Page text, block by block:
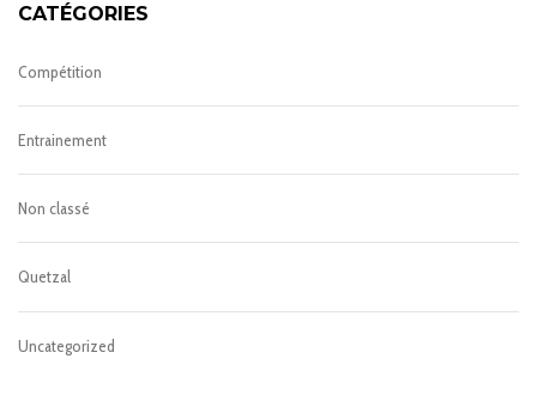
CATÉGORIES
Compétition
Entrainement
Non classé
Quetzal
Uncategorized